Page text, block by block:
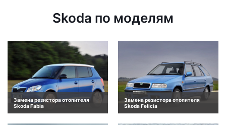
Skoda по моделям
Замена резистора отопителя
Skoda Fabia
Замена резистора отопителя
Skoda Felicia